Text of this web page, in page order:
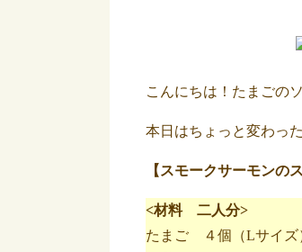
こんにちは！たまごの
本日はちょっと変わっ
【スモークサーモンの
<材料 二人分>
たまご ４個（Lサイズ